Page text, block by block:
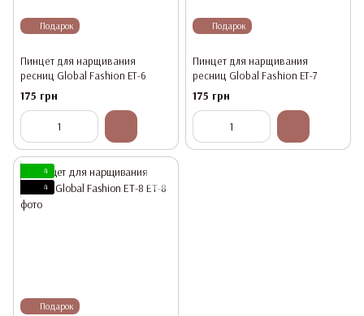
Подарок
Пинцет для нарщивания
ресниц Global Fashion ET-6
175 грн
Подарок
Пинцет для нарщивания
ресниц Global Fashion ET-7
175 грн
Подарок
4
4